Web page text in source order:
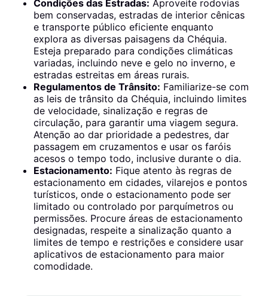
Condições das Estradas: Aproveite rodovias
bem conservadas, estradas de interior cênicas
e transporte público eficiente enquanto
explora as diversas paisagens da Chéquia.
Esteja preparado para condições climáticas
variadas, incluindo neve e gelo no inverno, e
estradas estreitas em áreas rurais.
Regulamentos de Trânsito: Familiarize-se com
as leis de trânsito da Chéquia, incluindo limites
de velocidade, sinalização e regras de
circulação, para garantir uma viagem segura.
Atenção ao dar prioridade a pedestres, dar
passagem em cruzamentos e usar os faróis
acesos o tempo todo, inclusive durante o dia.
Estacionamento: Fique atento às regras de
estacionamento em cidades, vilarejos e pontos
turísticos, onde o estacionamento pode ser
limitado ou controlado por parquímetros ou
permissões. Procure áreas de estacionamento
designadas, respeite a sinalização quanto a
limites de tempo e restrições e considere usar
aplicativos de estacionamento para maior
comodidade.